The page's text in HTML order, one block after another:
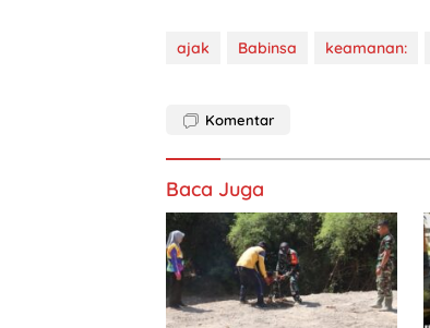
ajak Babinsa keamanan:
Komentar
Baca Juga